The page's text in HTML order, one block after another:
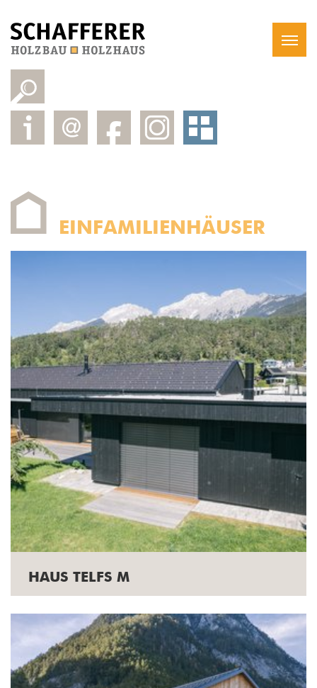
EINFAMILIENHÄUSER
HAUS TELFS M